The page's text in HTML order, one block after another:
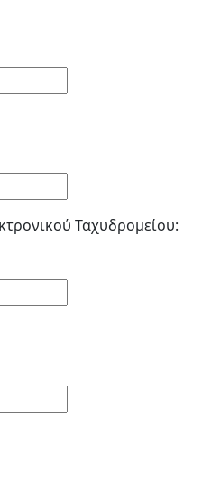
Ταχυδρομείου: